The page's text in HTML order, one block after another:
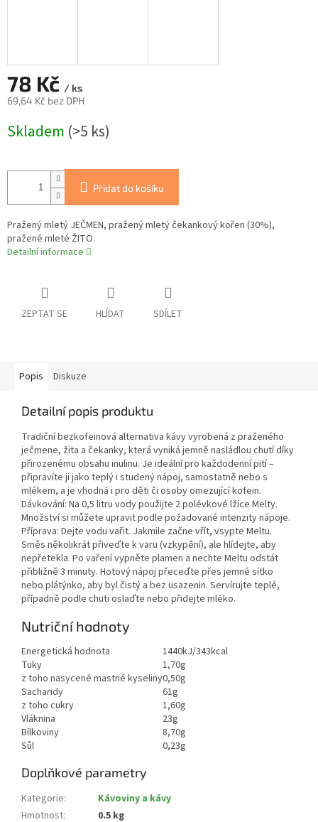
78 Kč / ks
69,64 Kč bez DPH
cena:
Skladem (>5 ks)
Přidat do košíku
Pražený mletý JEČMEN, pražený mletý čekankový kořen (30%),
pražené mleté ŽITO.
Detailní informace
ZEPTAT SE HLÍDAT SDÍLET
Popis Diskuze
Detailní popis produktu
Tradiční bezkofeinová alternativa kávy vyrobená z praženého
ječmene, žita a čekanky, která vyniká jemně nasládlou chutí díky
přirozenému obsahu inulinu. Je ideální pro každodenní pití –
připravíte ji jako teplý i studený nápoj, samostatně nebo s
mlékem, a je vhodná i pro děti či osoby omezující kofein.
Dávkování: Na 0,5 litru vody použijte 2 polévkové lžíce Melty.
Množství si můžete upravit podle požadované intenzity nápoje.
Příprava: Dejte vodu vařit. Jakmile začne vřít, vsypte Meltu.
Směs několikrát přiveďte k varu (vzkypění), ale hlídejte, aby
nepřetekla. Po vaření vypněte plamen a nechte Meltu odstát
přibližně 3 minuty. Hotový nápoj přeceďte přes jemné sítko
nebo plátýnko, aby byl čistý a bez usazenin. Servírujte teplé,
případně podle chuti oslaďte nebo přidejte mléko.
Nutriční hodnoty
Energetická hodnota
1440kJ/343kcal
Tuky
1,70g
z toho nasycené mastné kyseliny0,50g
Sacharidy
61g
z toho cukry
1,60g
Vláknina
23g
Bílkoviny
8,70g
Sůl
0,23g
Doplňkové parametry
Kategorie:
Kávoviny a kávy
Hmotnost: 0.5 kg